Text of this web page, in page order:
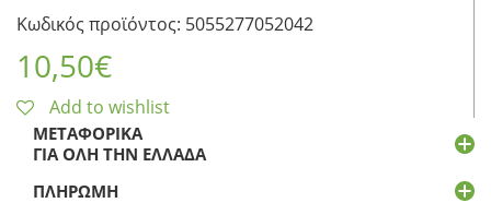
Κωδικός προϊόντος: 5055277052042
10,50€
Add to wishlist
ΜΕΤΑΦΟΡΙΚΆ
ΓΙΑ ΌΛΗ ΤΗΝ ΕΛΛΆΔΑ
ΠΛΗΡΩΜΉ